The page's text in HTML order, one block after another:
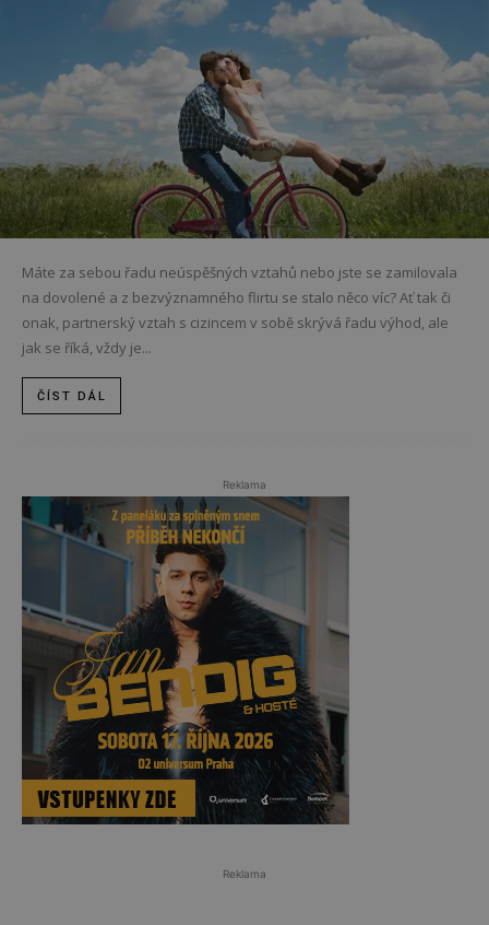
Máte za sebou řadu neúspěšných vztahů nebo jste se zamilovala
na dovolené a z bezvýznamného flirtu se stalo něco víc? Ať tak či
onak, partnerský vztah s cizincem v sobě skrývá řadu výhod, ale
jak se říká, vždy je...
ČÍST DÁL
Reklama
Reklama